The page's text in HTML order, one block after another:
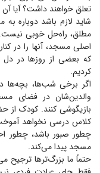
تعلق خواهند داشت؟ آیا
شاید لازم باشد دوباره
مطلق، راه‌حل خوبی
اصلی مسجد، آنها را در
که بعضی از روز‌ها در دل
کردیم.
اگر برخی شب‌ها، بچه‌ها
والدین‌شان در فضای
بازیگوشی کنند. کودک از
کلاس درسی نخواهد
چطور صبور باشد، چطور
مسجد پیدا می‌کند.
حتماً ما بزرگ‌تر‌ها ترجیح